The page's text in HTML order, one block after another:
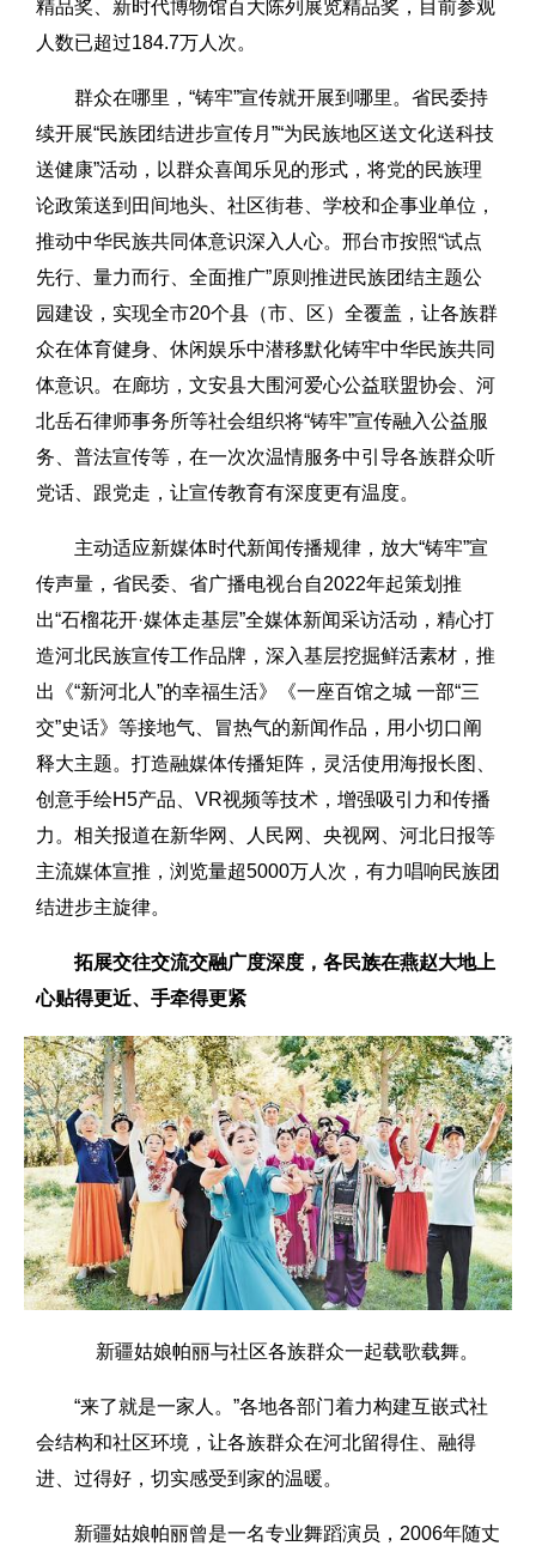
精品奖、新时代博物馆百大陈列展览精品奖，目前参观
人数已超过184.7万人次。
群众在哪里，“铸牢”宣传就开展到哪里。省民委持
续开展“民族团结进步宣传月”“为民族地区送文化送科技
送健康”活动，以群众喜闻乐见的形式，将党的民族理
论政策送到田间地头、社区街巷、学校和企事业单位，
推动中华民族共同体意识深入人心。邢台市按照“试点
先行、量力而行、全面推广”原则推进民族团结主题公
园建设，实现全市20个县（市、区）全覆盖，让各族群
众在体育健身、休闲娱乐中潜移默化铸牢中华民族共同
体意识。在廊坊，文安县大围河爱心公益联盟协会、河
北岳石律师事务所等社会组织将“铸牢”宣传融入公益服
务、普法宣传等，在一次次温情服务中引导各族群众听
党话、跟党走，让宣传教育有深度更有温度。
主动适应新媒体时代新闻传播规律，放大“铸牢”宣
传声量，省民委、省广播电视台自2022年起策划推
出“石榴花开·媒体走基层”全媒体新闻采访活动，精心打
造河北民族宣传工作品牌，深入基层挖掘鲜活素材，推
出《“新河北人”的幸福生活》《一座百馆之城 一部“三
交”史话》等接地气、冒热气的新闻作品，用小切口阐
释大主题。打造融媒体传播矩阵，灵活使用海报长图、
创意手绘H5产品、VR视频等技术，增强吸引力和传播
力。相关报道在新华网、人民网、央视网、河北日报等
主流媒体宣推，浏览量超5000万人次，有力唱响民族团
结进步主旋律。
拓展交往交流交融广度深度，各民族在燕赵大地上
心贴得更近、手牵得更紧
新疆姑娘帕丽与社区各族群众一起载歌载舞。
“来了就是一家人。”各地各部门着力构建互嵌式社
会结构和社区环境，让各族群众在河北留得住、融得
进、过得好，切实感受到家的温暖。
新疆姑娘帕丽曾是一名专业舞蹈演员，2006年随丈